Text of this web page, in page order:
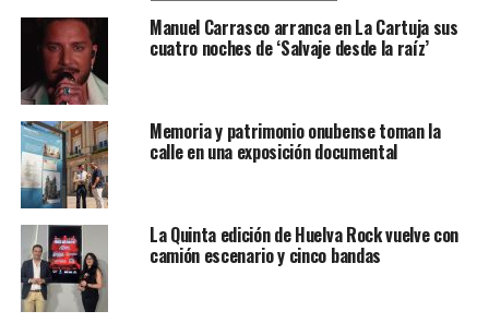
Manuel Carrasco arranca en La Cartuja sus
cuatro noches de ‘Salvaje desde la raíz’
Memoria y patrimonio onubense toman la
calle en una exposición documental
La Quinta edición de Huelva Rock vuelve con
camión escenario y cinco bandas